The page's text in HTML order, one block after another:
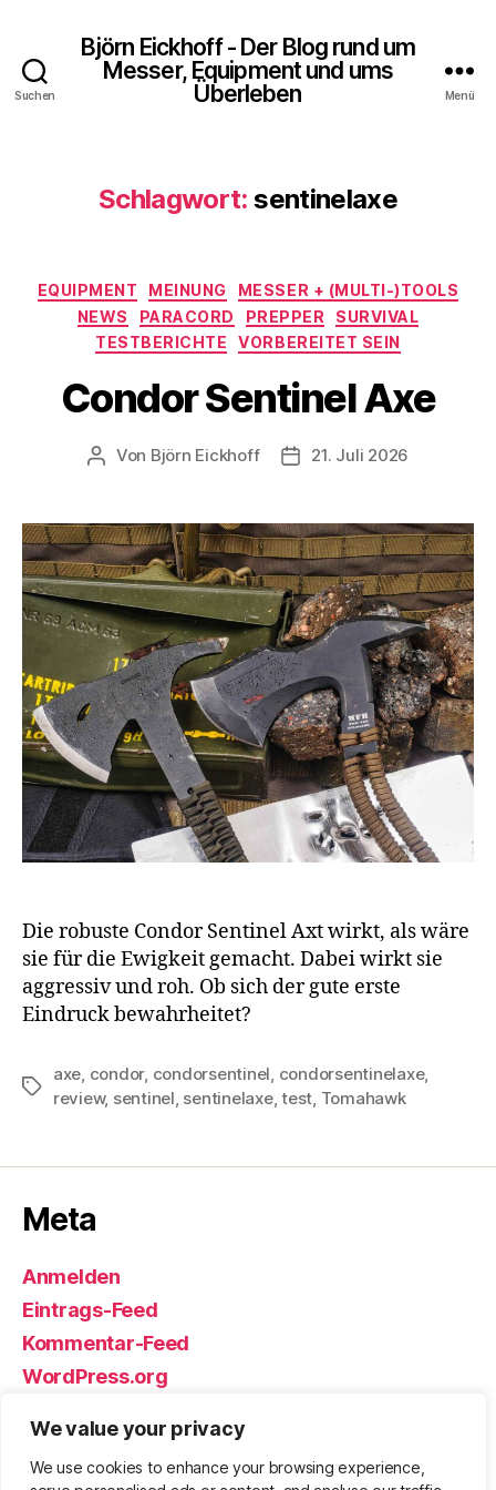
We value your privacy
We use cookies to enhance your browsing experience,
Suchen
Björn Eickhoff - Der Blog rund um
Messer, Equipment und ums
Überleben
Menü
Schlagwort: sentinelaxe
Kategorien
EQUIPMENT MEINUNG
MESSER + (MULTI-)TOOLS
NEWS
PARACORD PREPPER
SURVIVAL
TESTBERICHTE
VORBEREITET SEIN
Condor Sentinel Axe
Beitragsautor
Von Björn Eickhoff Veröffentlichungsdatum
21. Juli 2026
Die robuste Condor Sentinel Axt wirkt, als wäre
sie für die Ewigkeit gemacht. Dabei wirkt sie
aggressiv und roh. Ob sich der gute erste
Eindruck bewahrheitet?
Schlagwörter
axe condor, condorsentinel condorsentinelaxe,
review, sentinel sentinelaxe,test Tomahawk
Meta
Anmelden
Eintrags-Feed
Kommentar-Feed
WordPress.org
© 2026Björn Eickhoff – Der Blog Nach oben